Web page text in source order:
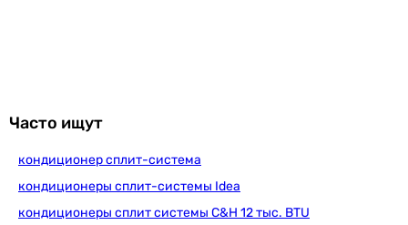
RPO+
Elite Xab1 On/Off Wi-Fi Ready
Мощность и эффективность
Мощность охлаждения
Часто ищут
кондиционер сплит-система
кондиционеры сплит-системы Idea
кондиционеры сплит системы C&H 12 тыс. BTU